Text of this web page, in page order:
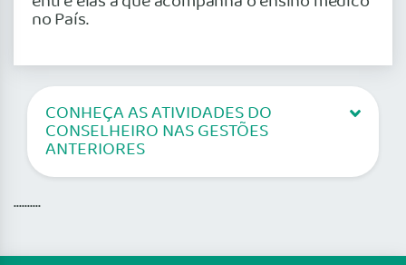
no País.
CONHEÇA AS ATIVIDADES DO
CONSELHEIRO NAS GESTÕES
ANTERIORES
..........